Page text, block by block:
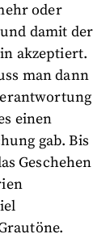
oder
damit der
akzeptiert.
man dann
einen
gab. Bis
Geschehen